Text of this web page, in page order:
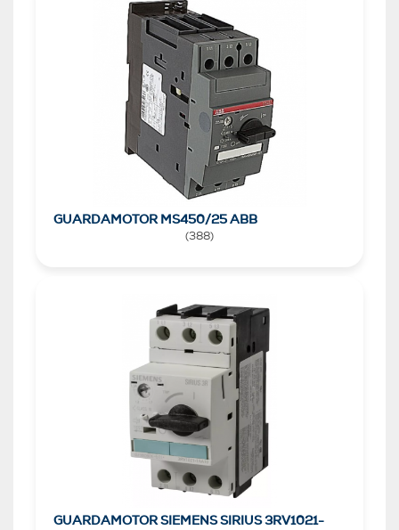
GUARDAMOTOR MS450/25 ABB
(388)
GUARDAMOTOR SIEMENS SIRIUS 3RV1021-